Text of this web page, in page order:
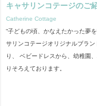
キャサリンコテージのご
Catherine Cottage
“子どもの頃、かなえたかった夢
サリンコテージオリジナルブラ
り、 ベビードレスから、幼稚園
りそろえております。